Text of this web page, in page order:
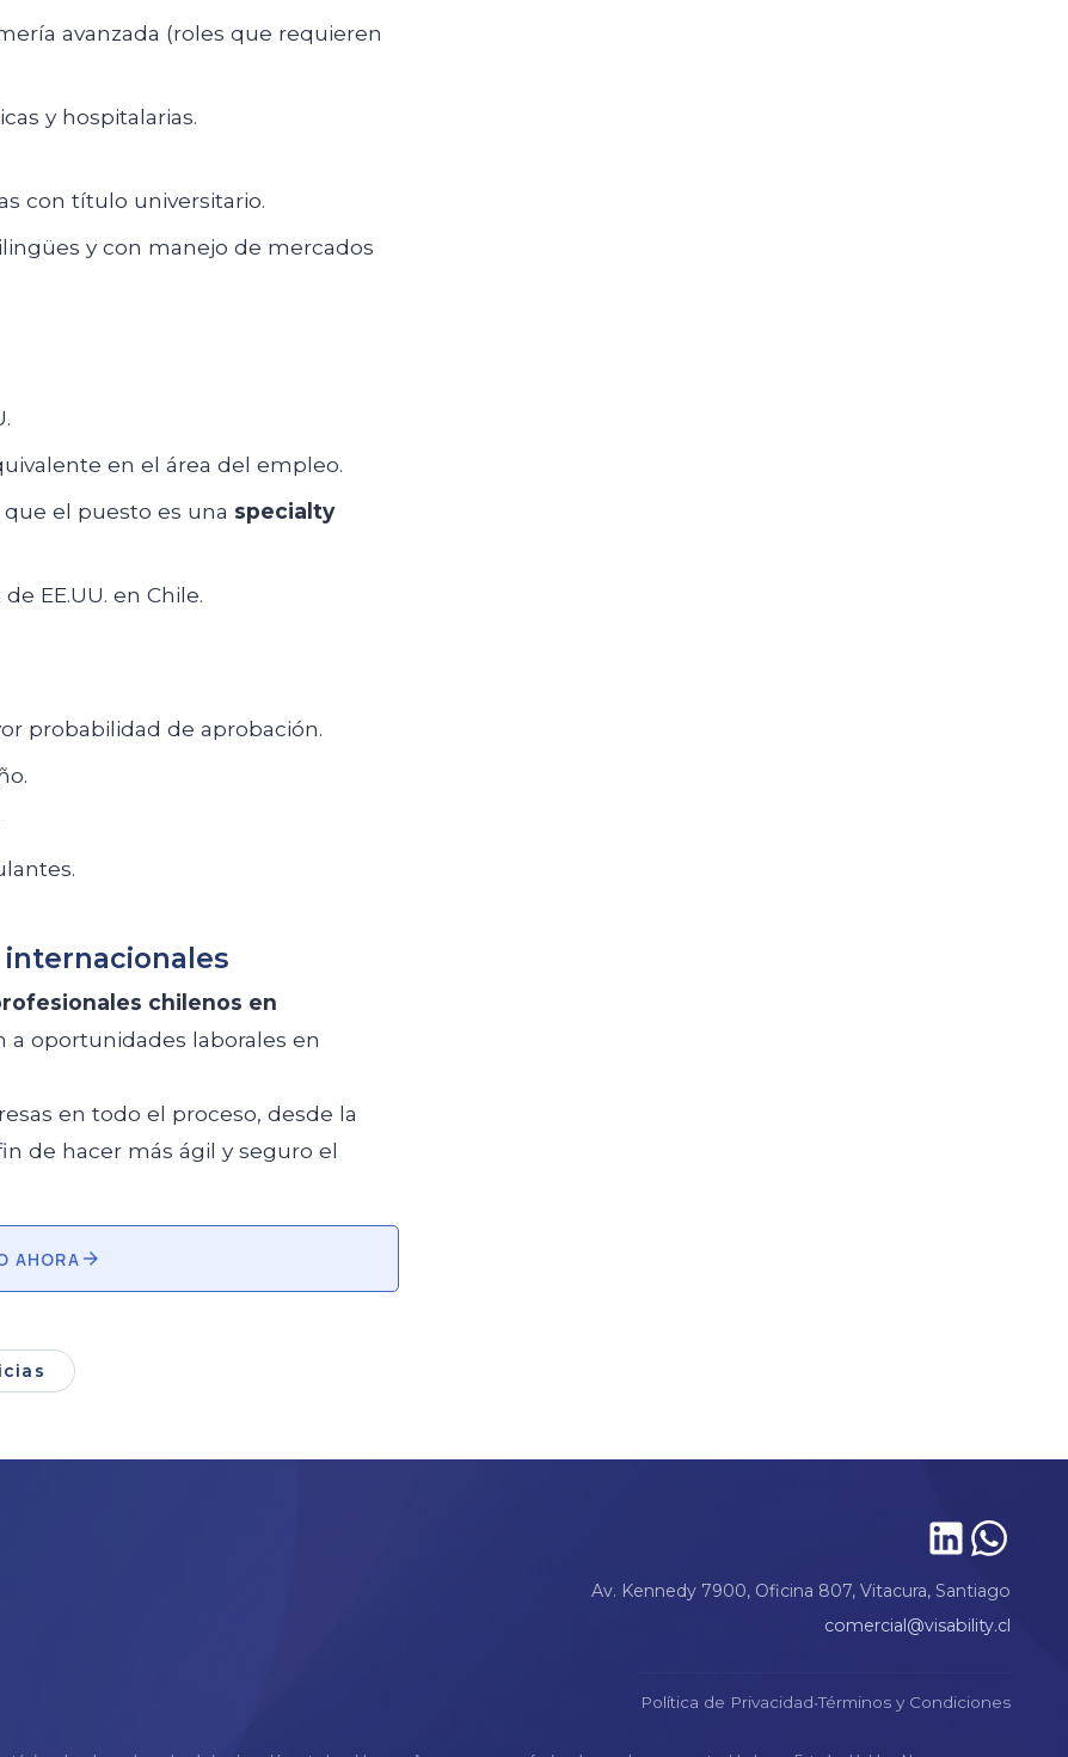
avanzada (roles que requieren
y hospitalarias.
con título universitario.
y con manejo de mercados
en el área del empleo.
el puesto es una specialty
EE.UU. en Chile.
probabilidad de aprobación.
chilenos en
a oportunidades laborales en
en todo el proceso, desde la
de hacer más ágil y seguro el
AHORA
Av. Kennedy 7900, Oficina 807, Vitacura, Santiago
comercial@visability.cl
Política de Privacidad·Términos y Condiciones